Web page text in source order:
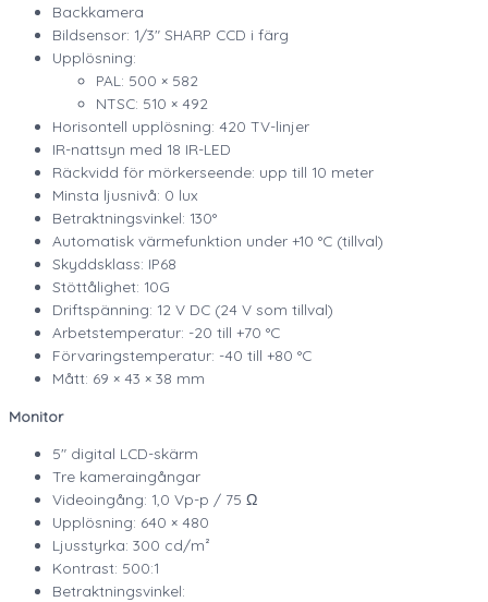
Backkamera
Bildsensor: 1/3″ SHARP CCD i färg
Upplösning:
PAL: 500 × 582
NTSC: 510 × 492
Horisontell upplösning: 420 TV-linjer
IR-nattsyn med 18 IR-LED
Räckvidd för mörkerseende: upp till 10 meter
Minsta ljusnivå: 0 lux
Betraktningsvinkel: 130°
Automatisk värmefunktion under +10 °C (tillval)
Skyddsklass: IP68
Stöttålighet: 10G
Driftspänning: 12 V DC (24 V som tillval)
Arbetstemperatur: -20 till +70 °C
Förvaringstemperatur: -40 till +80 °C
Mått: 69 × 43 × 38 mm
Monitor
5″ digital LCD-skärm
Tre kameraingångar
Videoingång: 1,0 Vp-p / 75 Ω
Upplösning: 640 × 480
Ljusstyrka: 300 cd/m²
Kontrast: 500:1
Betraktningsvinkel: